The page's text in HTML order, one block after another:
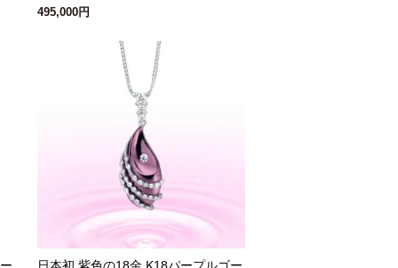
495,000円
日本初 紫色の18金 K18パープルゴー